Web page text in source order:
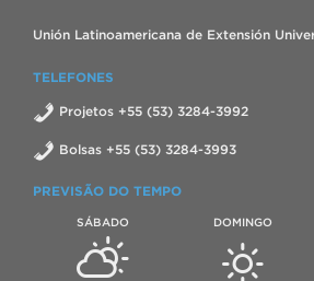
Unión Latinoamericana de Extensión
TELEFONES
Projetos +55 (53) 3284-3992
Bolsas +55 (53) 3284-3993
PREVISÃO DO TEMPO
SÁBADO DOMINGO